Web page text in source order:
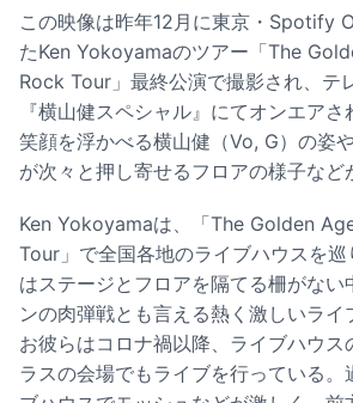
この映像は昨年12月に東京・Spotify
たKen Yokoyamaのツアー「The
Rock Tour」最終公演で撮影され、テ
『横山健スペシャル』にてオンエア
笑顔を浮かべる横山健（Vo, G）の姿
が次々と押し寄せるフロアの様子など
Ken Yokoyamaは、「The Golden
Tour」で全国各地のライブハウスを巡
はステージとフロアを隔てる柵がない
ンの肉弾戦とも言える熱く激しいライ
お彼らはコロナ禍以降、ライブハウス
ラスの会場でもライブを行っている。